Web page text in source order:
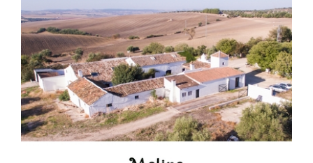
Bornos
El Frente Popular. Ubrique, febrero-julio 1936
Juntar las letras. La alfabetización en el campo: del
afán de saber a la autogestión
Historia y vivencias del poblado de Los Hurones